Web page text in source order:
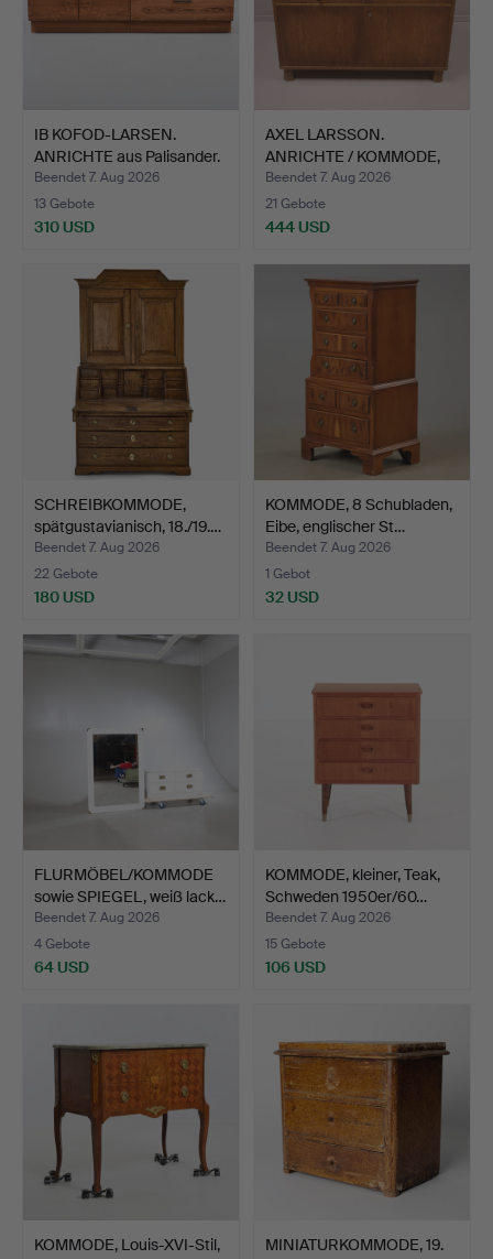
IB KOFOD-LARSEN.
ANRICHTE aus Palisander.
…
Beendet 7. Aug 2026
13 Gebote
310 USD
AXEL LARSSON.
ANRICHTE / KOMMODE,
EICHE, S…
Beendet 7. Aug 2026
21 Gebote
444 USD
SCHREIBKOMMODE,
spätgustavianisch, 18./19.…
Beendet 7. Aug 2026
22 Gebote
180 USD
KOMMODE, 8 Schubladen,
Eibe, englischer St…
Beendet 7. Aug 2026
1 Gebot
32 USD
FLURMÖBEL/KOMMODE
sowie SPIEGEL, weiß lack…
Beendet 7. Aug 2026
4 Gebote
64 USD
KOMMODE, kleiner, Teak,
Schweden 1950er/60…
Beendet 7. Aug 2026
15 Gebote
106 USD
KOMMODE, Louis-XVI-Stil,
MINIATURKOMMODE, 19.